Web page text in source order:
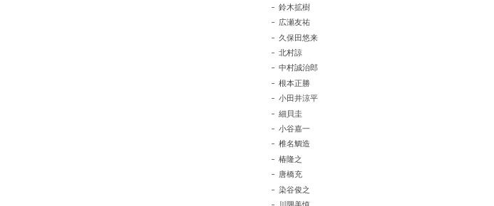
鈴木拡樹
広瀬友祐
久保田悠来
北村諒
中村誠治郎
根本正勝
小田井涼平
細貝圭
小谷嘉一
椎名鯛造
椿隆之
唐橋充
染谷俊之